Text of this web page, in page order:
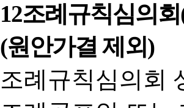
12조례규칙심의
(원안가결 제외)
조례규칙심의회